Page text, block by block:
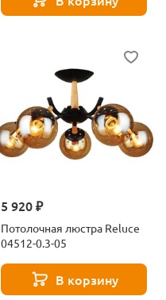
5 920 ₽
Потолочная люстра Reluce
04512-0.3-05
В корзину